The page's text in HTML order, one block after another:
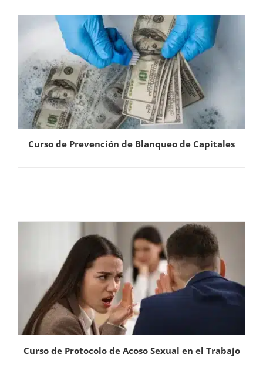
Curso de Prevención de Blanqueo de Capitales
Curso de Protocolo de Acoso Sexual en el Trabajo